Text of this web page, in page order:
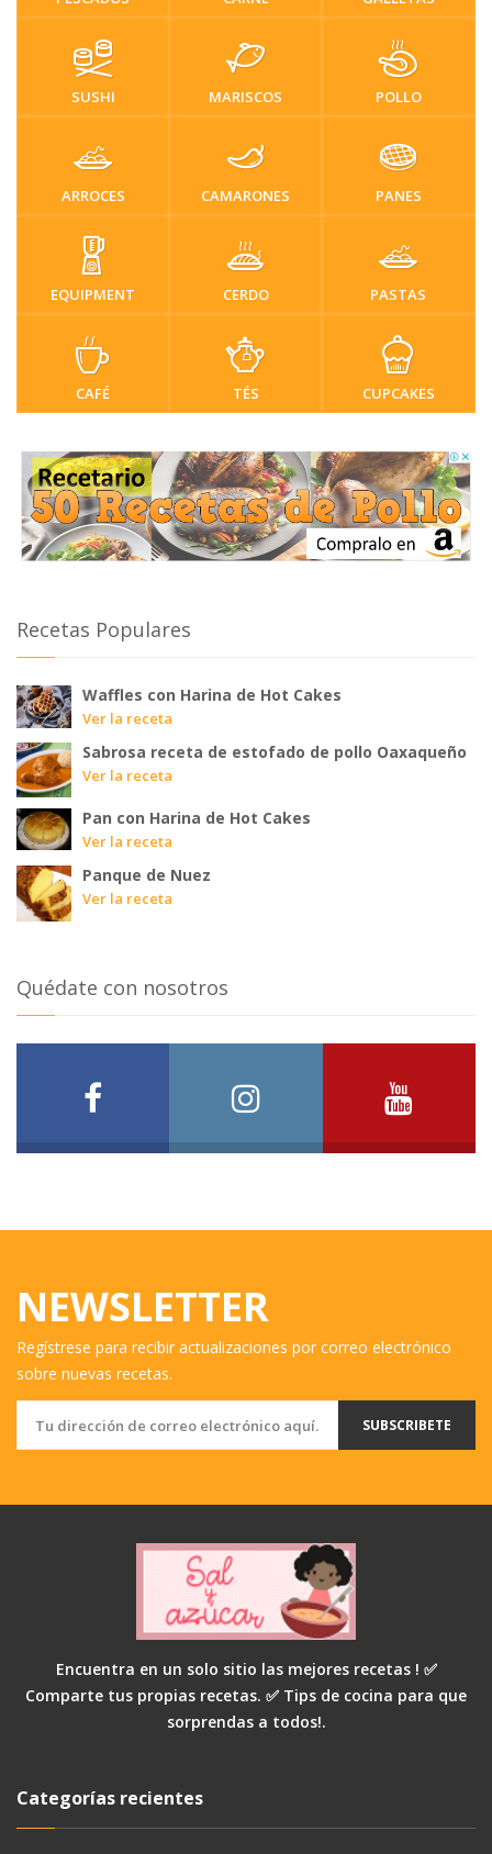
SUSHI MARISCOS POLLO
ARROCES CAMARONES PANES
EQUIPMENT CERDO PASTAS
CAFÉ TÉS CUPCAKES
Recetas Populares
Waffles con Harina de Hot Cakes
Ver la receta
Sabrosa receta de estofado de pollo Oaxaqueño
Ver la receta
Pan con Harina de Hot Cakes
Ver la receta
Panque de Nuez
Ver la receta
Quédate con nosotros
NEWSLETTER
Regístrese para recibir actualizaciones por correo electrónico
sobre nuevas recetas.
SUBSCRIBETE
Encuentra en un solo sitio las mejores recetas ! ✅
Comparte tus propias recetas. ✅ Tips de cocina para que
sorprendas a todos!.
Categorías recientes